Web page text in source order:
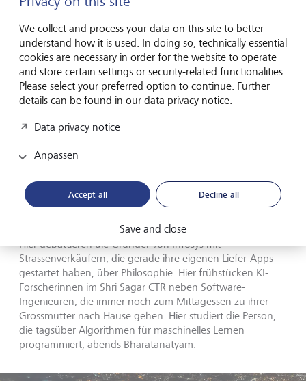
Stadt, die sich in den Vordergrund drängt. Man lebt hier
ihren Bann gezogen hat. © Shutterstock/R.Suresh Babu
Die Stadt funktioniert nach dem, was die Einheimischen
"Bangalore-Zeit" nennen - dabei geht es nicht darum, zu
spät zu kommen, sondern darum, Raum für wichtige
Gespräche zu schaffen. Hier kann ein Kaffeetrinken leicht
werden: von Quantencomputern bis hin zu Karnatischer
Die kochende Milch: Wo Welten
aufeinanderprallen
Hier debattieren die Gründer von Infosys mit
Strassenverkäufern, die gerade ihre eigenen Liefer-Apps
gestartet haben, über Philosophie. Hier frühstücken KI-
Forscherinnen im Shri Sagar CTR neben Software-
Ingenieuren, die immer noch zum Mittagessen zu ihrer
Grossmutter nach Hause gehen. Hier studiert die Person,
die tagsüber Algorithmen für maschinelles Lernen
programmiert, abends Bharatanatyam.
We collect and process your data on this site to better
understand how it is used. In doing so, technically essential
cookies are necessary in order for the website to operate
and store certain settings or security-related functionalities.
Please select your preferred option to continue. Further
details can be found in our data privacy notice.
Data privacy notice
Anpassen
Accept all Decline all
Save and close